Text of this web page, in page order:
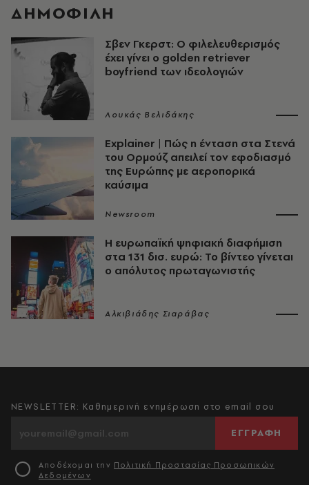
ΔΗΜΟΦΙΛΗ
Σβεν Γκερστ: Ο φιλελευθερισμός
έχει γίνει ο golden retriever
boyfriend των ιδεολογιών
Λουκάς Βελιδάκης
Explainer | Πώς η ένταση στα Στενά
του Ορμούζ απειλεί τον εφοδιασμό
της Ευρώπης με αεροπορικά
καύσιμα
Newsroom
Η ευρωπαϊκή ψηφιακή διαφήμιση
στα 131 δισ. ευρώ: Το βίντεο γίνεται
ο απόλυτος πρωταγωνιστής
Αλκιβιάδης Σιαράβας
NEWSLETTER: Καθημερινή ενημέρωση στο email σου
ΕΓΓΡΑΦΗ
Αποδέχομαι την Πολιτική Προστασίας Προσωπικών
Δεδομένων